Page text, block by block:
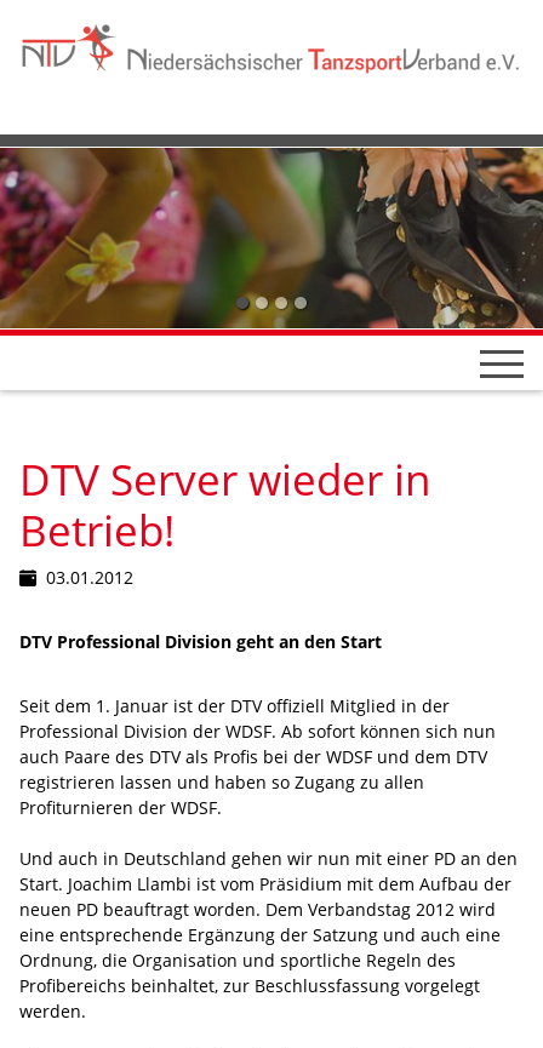
DTV Server wieder in
Betrieb!
03.01.2012
DTV Professional Division geht an den Start
Seit dem 1. Januar ist der DTV offiziell Mitglied in der
Professional Division der WDSF. Ab sofort können sich nun
auch Paare des DTV als Profis bei der WDSF und dem DTV
registrieren lassen und haben so Zugang zu allen
Profiturnieren der WDSF.
Und auch in Deutschland gehen wir nun mit einer PD an den
Start. Joachim Llambi ist vom Präsidium mit dem Aufbau der
neuen PD beauftragt worden. Dem Verbandstag 2012 wird
eine entsprechende Ergänzung der Satzung und auch eine
Ordnung, die Organisation und sportliche Regeln des
Profibereichs beinhaltet, zur Beschlussfassung vorgelegt
werden.